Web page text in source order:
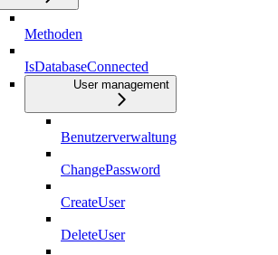
Methoden
IsDatabaseConnected
User management
Benutzerverwaltung
ChangePassword
CreateUser
DeleteUser